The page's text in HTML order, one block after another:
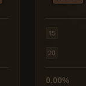
0.00%